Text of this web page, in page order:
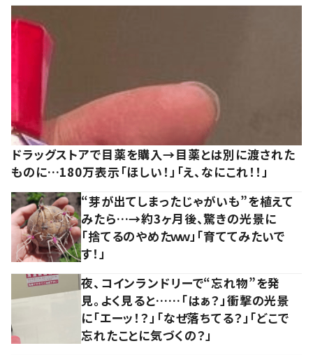
ドラッグストアで目薬を購入→目薬とは別に渡された
ものに…180万表示「ほしい！」「え、なにこれ！！」
“芽が出てしまったじゃがいも”を植えて
みたら…→約3ヶ月後、驚きの光景に
「捨てるのやめたｗｗ」「育ててみたいで
す！」
夜、コインランドリーで“忘れ物”を発
見。よく見ると……「はぁ？」衝撃の光景
に「エーッ！？」「なぜ落ちてる？」「どこで
忘れたことに気づくの？」